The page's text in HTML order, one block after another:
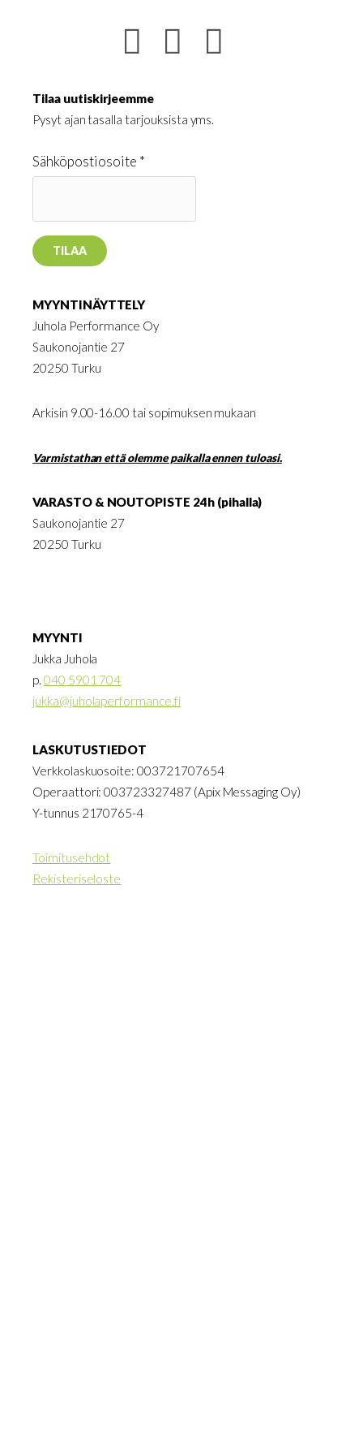
Tilaa uutiskirjeemme
Pysyt ajan tasalla tarjouksista yms.
Sähköpostiosoite *
MYYNTINÄYTTELY
Juhola Performance Oy
Saukonojantie 27
20250 Turku
Arkisin 9.00-16.00 tai sopimuksen mukaan
Varmistathan että olemme paikalla ennen tuloasi.
VARASTO & NOUTOPISTE 24h (pihalla)
Saukonojantie 27
20250 Turku
MYYNTI
Jukka Juhola
p. 040 5901 704
jukka@juholaperformance.fi
LASKUTUSTIEDOT
Verkkolaskuosoite: 003721707654
Operaattori: 003723327487 (Apix Messaging Oy)
Y-tunnus 2170765-4
Toimitusehdot
Rekisteriseloste